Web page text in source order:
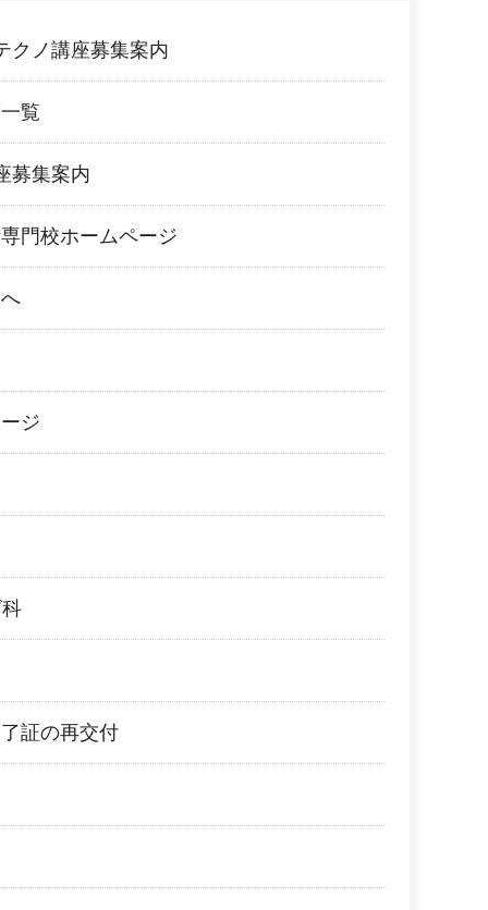
クノ講座募集案内
覧
募集案内
門校ホームページ
ジ
証の再交付